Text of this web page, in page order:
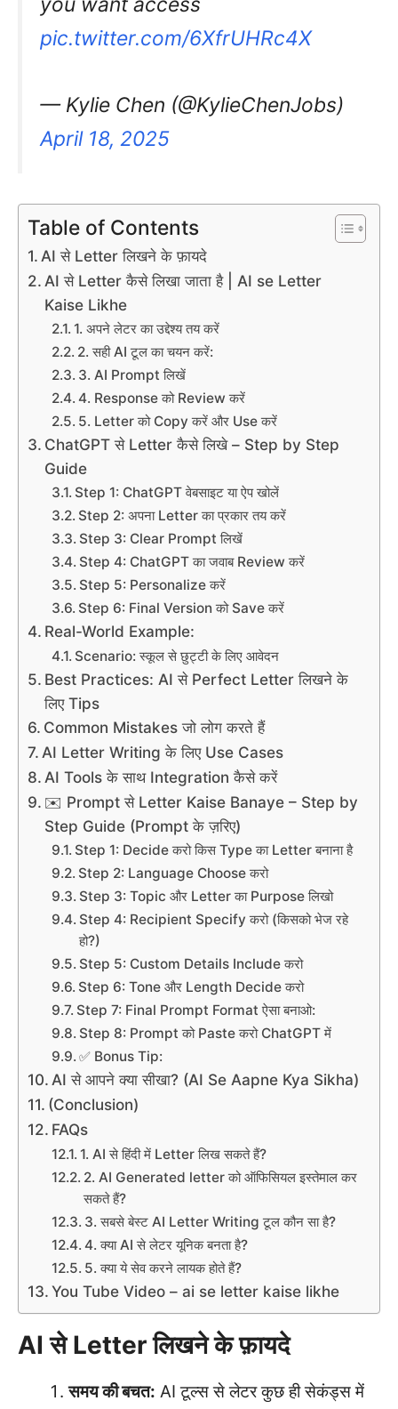
pic.twitter.com/6XfrUHRc4X
— Kylie Chen (@KylieChenJobs)
April 18, 2025
Table of Contents
AI से Letter लिखने के फ़ायदे
AI से Letter कैसे लिखा जाता है | AI se Letter
Kaise Likhe
1. अपने लेटर का उद्देश्य तय करें
2. सही AI टूल का चयन करें:
3. AI Prompt लिखें
4. Response को Review करें
5. Letter को Copy करें और Use करें
ChatGPT से Letter कैसे लिखे – Step by Step
Guide
Step 1: ChatGPT वेबसाइट या ऐप खोलें
Step 2: अपना Letter का प्रकार तय करें
Step 3: Clear Prompt लिखें
Step 4: ChatGPT का जवाब Review करें
Step 5: Personalize करें
Step 6: Final Version को Save करें
Real-World Example:
Scenario: स्कूल से छुट्टी के लिए आवेदन
Best Practices: AI से Perfect Letter लिखने के
लिए Tips
Common Mistakes जो लोग करते हैं
AI Letter Writing के लिए Use Cases
AI Tools के साथ Integration कैसे करें
✉️ Prompt से Letter Kaise Banaye – Step by
Step Guide (Prompt के ज़रिए)
Step 1: Decide करो किस Type का Letter बनाना है
Step 2: Language Choose करो
Step 3: Topic और Letter का Purpose लिखो
Step 4: Recipient Specify करो (किसको भेज रहे
हो?)
Step 5: Custom Details Include करो
Step 6: Tone और Length Decide करो
Step 7: Final Prompt Format ऐसा बनाओ:
Step 8: Prompt को Paste करो ChatGPT में
✅ Bonus Tip:
AI से आपने क्या सीखा? (AI Se Aapne Kya Sikha)
(Conclusion)
FAQs
1. AI से हिंदी में Letter लिख सकते हैं?
2. AI Generated letter को ऑफिसियल इस्तेमाल कर
सकते हैं?
3. सबसे बेस्ट AI Letter Writing टूल कौन सा है?
4. क्या AI से लेटर यूनिक बनता है?
5. क्या ये सेव करने लायक होते हैं?
You Tube Video – ai se letter kaise likhe
AI से Letter लिखने के फ़ायदे
समय की बचत: AI टूल्स से लेटर कुछ ही सेकंड्स में